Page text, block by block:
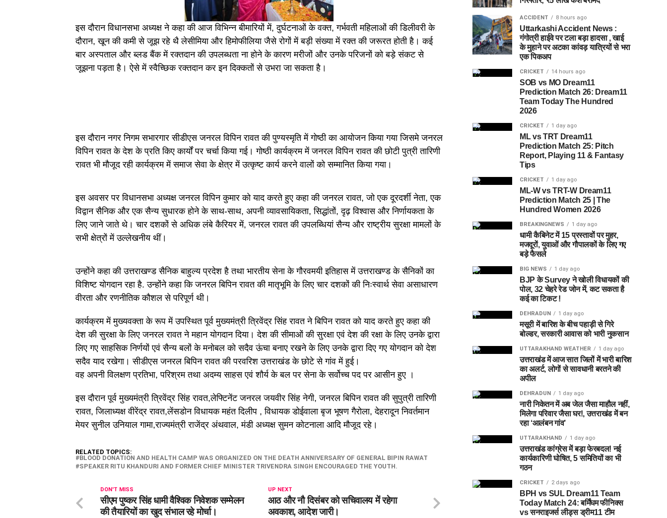
इस दौरान विधानसभा अध्यक्ष ने कहा की आज विभिन्न बीमारियों में, दुर्घटनाओं के वक्त, गर्भवती महिलाओं की डिलीवरी के
दौरान, खून की कमी से जूझ रहे थै लेसीमिया और हिमोफीलिया जैसे रोगों में बड़ी संख्या में रक्त की जरूरत होती है। कई
बार अस्पताल और ब्लड बैंक में रक्तदान की उपलब्धता ना होने के कारण मरीजों और उनके परिजनों को बड़े संकट से
जूझना पड़ता है। ऐसे में स्वैच्छिक रक्तदान कर इन दिक्कतों से उभरा जा सकता है।
इस दौरान नगर निगम सभारगार सीडीएस जनरल विपिन रावत की पुण्यस्मृति में गोष्ठी का आयोजन किया गया जिसमे जनरल
विपिन रावत के देश के प्रति किए कार्यों पर चर्चा किया गई। गोष्ठी कार्यक्रम में जनरल विपिन रावत की छोटी पुत्री तारिणी
रावत भी मौजूद रही कार्यक्रम में समाज सेवा के क्षेत्र में उत्कृष्ट कार्य करने वालों को सम्मानित किया गया।
इस अवसर पर विधानसभा अध्यक्ष जनरल विपिन कुमार को याद करते हुए कहा की जनरल रावत, जो एक दूरदर्शी नेता, एक
विद्वान सैनिक और एक सैन्य सुधारक होने के साथ-साथ, अपनी व्यावसायिकता, सिद्धांतों, दृढ़ विश्वास और निर्णायकता के
लिए जाने जाते थे। चार दशकों से अधिक लंबे कैरियर में, जनरल रावत की उपलब्धियां सैन्य और राष्ट्रीय सुरक्षा मामलों के
सभी क्षेत्रों में उल्लेखनीय थीं।
उन्होंने कहा की उत्तराखण्ड सैनिक बाहुल्य प्रदेश है तथा भारतीय सेना के गौरवमयी इतिहास में उत्तराखण्ड के सैनिकों का
विशिष्ट योगदान रहा है. उन्होंने कहा कि जनरल बिपिन रावत की मातृभूमि के लिए चार दशकों की निःस्वार्थ सेवा असाधारण
वीरता और रणनीतिक कौशल से परिपूर्ण थी।
कार्यक्रम में मुख्यवक्ता के रूप में उपस्थित पूर्व मुख्यमंत्री त्रिवेंद्र सिंह रावत ने बिपिन रावत को याद करते हुए कहा की
देश की सुरक्षा के लिए जनरल रावत ने महान योगदान दिया। देश की सीमाओं की सुरक्षा एवं देश की रक्षा के लिए उनके द्वारा
लिए गए साहसिक निर्णयों एवं सैन्य बलों के मनोबल को सदैव ऊंचा बनाए रखने के लिए उनके द्वारा दिए गए योगदान को देश
सदैव याद रखेगा। सीडीएस जनरल बिपिन रावत की परवरिश उत्तराखंड के छोटे से गांव में हुई।
वह अपनी विलक्षण प्रतिभा, परिश्रम तथा अदम्य साहस एवं शौर्य के बल पर सेना के सर्वोच्च पद पर आसीन हुए ।
इस दौरान पूर्व मुख्यमंत्री त्रिवेंद्र सिंह रावत,लेफ्टिनेंट जनरल जयवीर सिंह नेगी, जनरल बिपिन रावत की सुपुत्री तारिणी
रावत, जिलाध्यक्ष वीरेंद्र रावत,लेंसडोन विधायक महंत दिलीप , विधायक डोईवाला बृज भूषण गैरोला, देहरादून निवर्तमान
मेयर सुनील उनियाल गामा,राज्यमंत्री राजेंद्र अंथवाल, मंडी अध्यक्ष सुमन कोटनाला आदि मौजूद रहे।
RELATED TOPICS:
BLOOD DONATION AND HEALTH CAMP WAS ORGANIZED ON THE DEATH ANNIVERSARY OF GENERAL BIPIN RAWAT
SPEAKER RITU KHANDURI AND FORMER CHIEF MINISTER TRIVENDRA SINGH ENCOURAGED THE YOUTH.
UP NEXT
आठ और नौ दिसंबर को सचिवालय में रहेगा
अवकाश, आदेश जारी।
DON'T MISS
सीएम पुष्कर सिंह धामी वैश्विक निवेशक सम्मेलन
की तैयारियों का खुद संभाल रहे मोर्चा।
ACCIDENT 8 hours ago
Uttarkashi Accident News :
गंगोत्री हाईवे पर टला बड़ा हादसा , खाई
के मुहाने पर अटका कांवड़ यात्रियों से भरा
एक पिकअप
CRICKET 14 hours ago
SOB vs MO Dream11
Prediction Match 26: Dream11
Team Today The Hundred
2026
CRICKET 1 day ago
ML vs TRT Dream11
Prediction Match 25: Pitch
Report, Playing 11 & Fantasy
Tips
CRICKET 1 day ago
ML-W vs TRT-W Dream11
Prediction Match 25 | The
Hundred Women 2026
BREAKINGNEWS 1 day ago
धामी कैबिनेट में 15 प्रस्तावों पर मुहर,
मजदूरों, युवाओं और गौपालकों के लिए गए
बड़े फैसले
BIG NEWS 1 day ago
BJP के Survey ने खोली विधायकों की
पोल, 32 चेहरे रेड जोन में, कट सकता है
कई का टिकट !
DEHRADUN 1 day ago
मसूरी में बारिश के बीच पहाड़ी से गिरे
बोल्डर, सरकारी आवास को भारी नुकसान
UTTARAKHAND WEATHER 1 day ago
उत्तराखंड में आज सात जिलों में भारी बारिश
का अलर्ट, लोगों से सावधानी बरतने की
अपील
DEHRADUN 1 day ago
नारी निकेतन में अब जेल जैसा माहौल नहीं,
मिलेगा परिवार जैसा घर!, उत्तराखंड में बन
रहा ‘आलंबन गांव’
UTTARAKHAND 1 day ago
उत्तराखंड कांग्रेस में बड़ा फेरबदल! नई
कार्यकारिणी घोषित, 5 समितियों का भी
गठन
CRICKET 2 days ago
BPH vs SUL Dream11 Team
Today Match 24: बर्मिंघम फीनिक्स
vs सनराइजर्स लीड्स ड्रीम11 टीम